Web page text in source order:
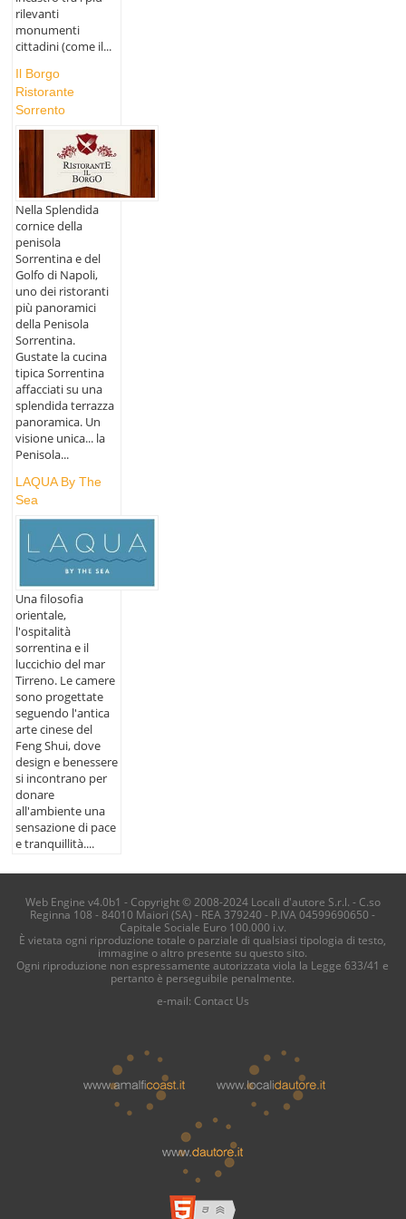
rilevanti
monumenti
cittadini (come il...
Il Borgo
Ristorante
Sorrento
Nella Splendida
cornice della
penisola
Sorrentina e del
Golfo di Napoli,
uno dei ristoranti
più panoramici
della Penisola
Sorrentina.
Gustate la cucina
tipica Sorrentina
affacciati su una
splendida terrazza
panoramica. Un
visione unica... la
Penisola...
LAQUA By The
Sea
Una filosofia
orientale,
l'ospitalità
sorrentina e il
luccichio del mar
Tirreno. Le camere
sono progettate
seguendo l'antica
arte cinese del
Feng Shui, dove
design e benessere
si incontrano per
donare
all'ambiente una
sensazione di pace
e tranquillità....
Web Engine v4.0b1 - Copyright © 2008-2024 Locali d'autore S.r.l. - C.so
Reginna 108 - 84010 Maiori (SA) - REA 379240 - P.IVA 04599690650 -
Capitale Sociale Euro 100.000 i.v.
È vietata ogni riproduzione totale o parziale di qualsiasi tipologia di testo,
immagine o altro presente su questo sito.
Ogni riproduzione non espressamente autorizzata viola la Legge 633/41 e
pertanto è perseguibile penalmente.
e-mail: Contact Us